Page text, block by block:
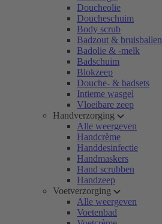
Doucheolie
Doucheschuim
Body scrub
Badzout & bruisballen
Badolie & -melk
Badschuim
Blokzeep
Douche- & badsets
Intieme wasgel
Vloeibare zeep
Handverzorging
Alle weergeven
Handcrème
Handdesinfectie
Handmaskers
Hand scrubben
Handzeep
Voetverzorging
Alle weergeven
Voetenbad